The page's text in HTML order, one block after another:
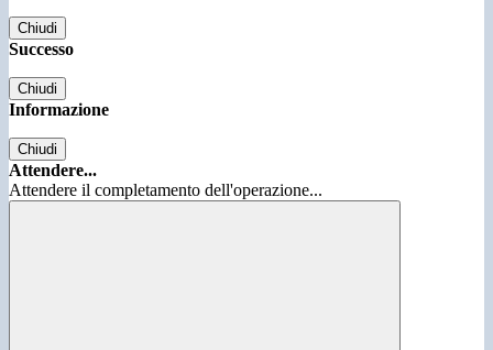
Chiudi
Successo
Chiudi
Informazione
Chiudi
Attendere...
Attendere il completamento dell'operazione...